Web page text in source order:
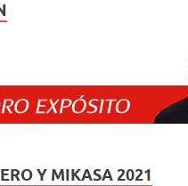
Y MIKASA 2021